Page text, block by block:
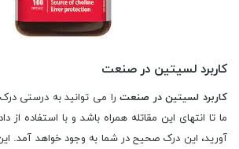
کاربرد لسیتین در صنعت
کاربرد لسیتین در صنعترا می توانید به درستی
ما تا انتهای این مقاتله همراه باشد و با استفاده
آورید، این درک صحیح در شما به وجود خواهد آمد.